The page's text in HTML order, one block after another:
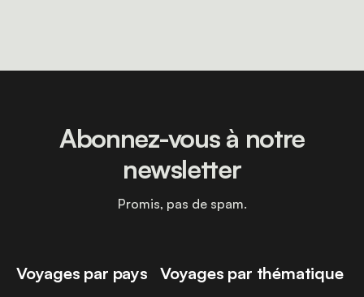
Voyages par pays Voyages par thématique
Abonnez-vous à notre
newsletter
Promis, pas de spam.